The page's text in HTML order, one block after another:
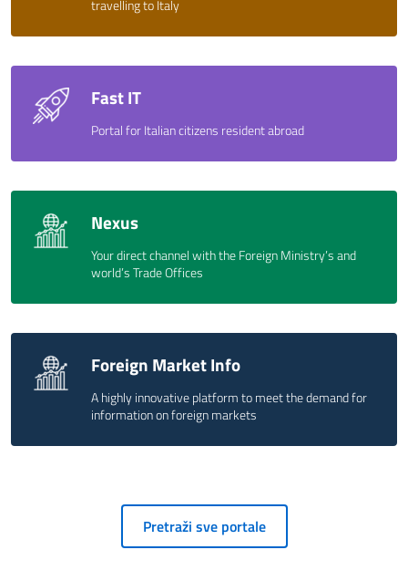
travelling to Italy
Fast IT
Portal for Italian citizens resident abroad
Nexus
Your direct channel with the Foreign Ministry’s and
world’s Trade Offices
Foreign Market Info
A highly innovative platform to meet the demand for
information on foreign markets
Pretraži sve portale